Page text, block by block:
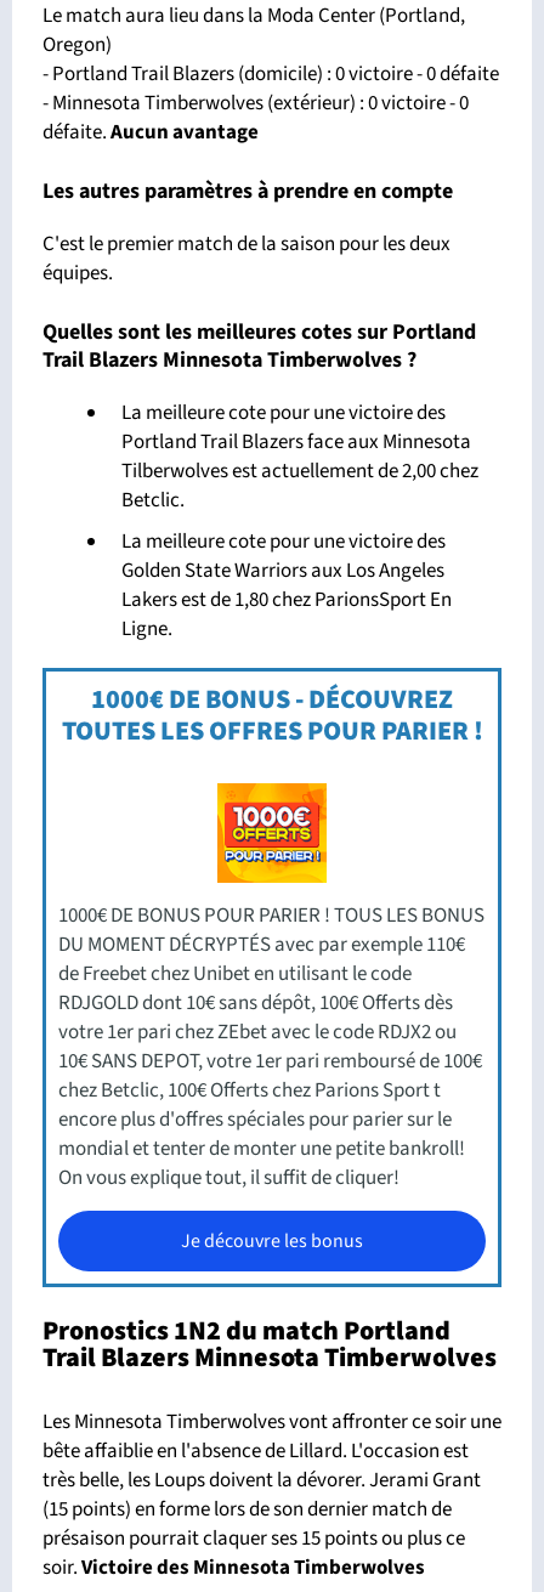
Le match aura lieu dans la Moda Center (Portland,
Oregon)
- Portland Trail Blazers (domicile) : 0 victoire - 0 défaite
- Minnesota Timberwolves (extérieur) : 0 victoire - 0
défaite.Aucun avantage
Les autres paramètres à prendre en compte
C'est le premier match de la saison pour les deux
équipes.
Quelles sont les meilleures cotes sur Portland
Trail Blazers Minnesota Timberwolves ?
La meilleure cote pour une victoire des
Portland Trail Blazers face aux Minnesota
Tilberwolves est actuellement de 2,00 chez
Betclic.
La meilleure cote pour une victoire des
Golden State Warriors aux Los Angeles
Lakers est de 1,80 chez ParionsSport En
Ligne.
1000€ DE BONUS - DÉCOUVREZ
TOUTES LES OFFRES POUR PARIER !
1000€ DE BONUS POUR PARIER ! TOUS LES BONUS
DU MOMENT DÉCRYPTÉS avec par exemple 110€
de Freebet chez Unibet en utilisant le code
RDJGOLD dont 10€ sans dépôt, 100€ Offerts dès
votre 1er pari chez ZEbet avec le code RDJX2 ou
10€ SANS DEPOT, votre 1er pari remboursé de 100€
chez Betclic, 100€ Offerts chez Parions Sport t
encore plus d'offres spéciales pour parier sur le
mondial et tenter de monter une petite bankroll!
On vous explique tout, il suffit de cliquer!
Je découvre les bonus
Pronostics 1N2 du match Portland
Trail Blazers Minnesota Timberwolves
Les Minnesota Timberwolves vont affronter ce soir une
bête affaiblie en l'absence de Lillard. L'occasion est
très belle, les Loups doivent la dévorer. Jerami Grant
(15 points) en forme lors de son dernier match de
présaison pourrait claquer ses 15 points ou plus ce
soir.Victoire des Minnesota Timberwolves